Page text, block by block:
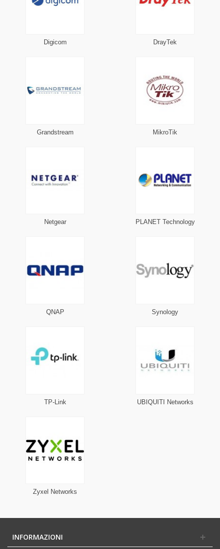
Digicom DrayTek
Grandstream MikroTik
Netgear PLANET Technology
QNAP Synology
TP-Link UBIQUITI Networks
Zyxel Networks
INFORMAZIONI